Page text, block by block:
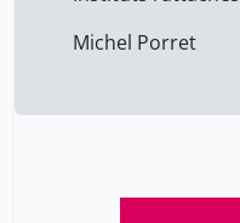
Michel Porret